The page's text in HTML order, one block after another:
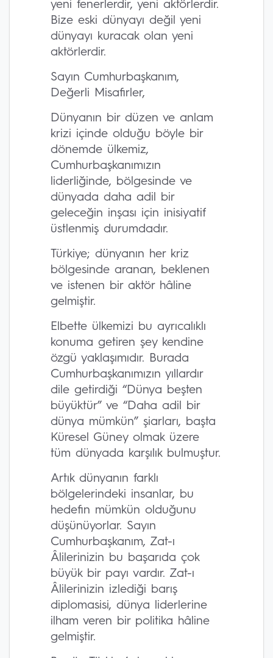
yeni fenerlerdir, yeni aktörlerdir.
Bize eski dünyayı değil yeni
dünyayı kuracak olan yeni
aktörlerdir.
Sayın Cumhurbaşkanım,
Değerli Misafirler,
Dünyanın bir düzen ve anlam
krizi içinde olduğu böyle bir
dönemde ülkemiz,
Cumhurbaşkanımızın
liderliğinde, bölgesinde ve
dünyada daha adil bir
geleceğin inşası için inisiyatif
üstlenmiş durumdadır.
Türkiye; dünyanın her kriz
bölgesinde aranan, beklenen
ve istenen bir aktör hâline
gelmiştir.
Elbette ülkemizi bu ayrıcalıklı
konuma getiren şey kendine
özgü yaklaşımıdır. Burada
Cumhurbaşkanımızın yıllardır
dile getirdiği “Dünya beşten
büyüktür” ve “Daha adil bir
dünya mümkün” şiarları, başta
Küresel Güney olmak üzere
tüm dünyada karşılık bulmuştur.
Artık dünyanın farklı
bölgelerindeki insanlar, bu
hedefin mümkün olduğunu
düşünüyorlar. Sayın
Cumhurbaşkanım, Zat-ı
Âlilerinizin bu başarıda çok
büyük bir payı vardır. Zat-ı
Âlilerinizin izlediği barış
diplomasisi, dünya liderlerine
ilham veren bir politika hâline
gelmiştir.